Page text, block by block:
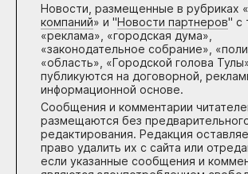
Новости, размещенные в рубриках «
компаний» и "Новости партнеров" с
«реклама», «городская дума»,
«законодательное собрание»,
«область», «Городской голова
публикуются на договорной,
информационной основе.
Сообщения и комментарии
размещаются без
редактирования. Редакция
право удалить их с сайта или
если указанные сообщения и